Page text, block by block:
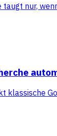
nur,
klassische